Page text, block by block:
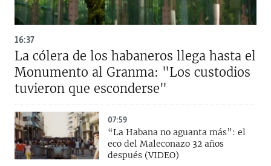
16:37
La cólera de los habaneros llega hasta el
Monumento al Granma: "Los custodios
tuvieron que esconderse"
07:59
“La Habana no aguanta más”: el
eco del Maleconazo 32 años
después (VIDEO)